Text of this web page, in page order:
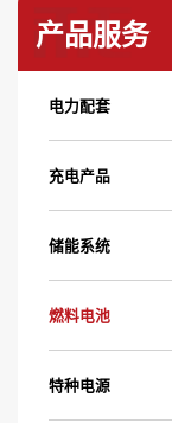
产品服务
电力配套
充电产品
储能系统
燃料电池
特种电源